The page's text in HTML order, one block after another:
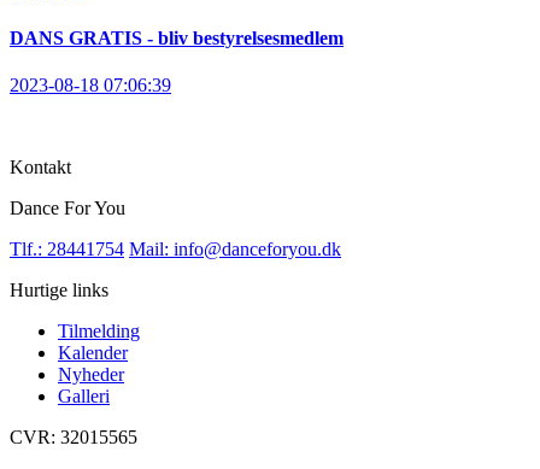
DANS GRATIS - bliv bestyrelsesmedlem
2023-08-18 07:06:39
Kontakt
Dance For You
Tlf.: 28441754 Mail: info@danceforyou.dk
Hurtige links
Tilmelding
Kalender
Nyheder
Galleri
CVR: 32015565